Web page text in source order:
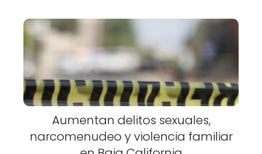
Aumentan delitos sexuales,
narcomenudeo y violencia familiar